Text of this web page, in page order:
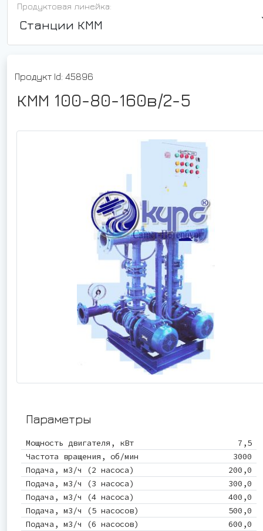
Продуктовая линейка:
Станции КММ
Продукт Id: 45896
КММ 100-80-160в/2-5
Параметры
Мощность двигателя, кВт
7,5
Частота вращения, об/мин
3000
Подача, м3/ч (2 насоса)
200,0
Подача, м3/ч (3 насоса)
300,0
Подача, м3/ч (4 насоса)
400,0
Подача, м3/ч (5 насосов)
500,0
Подача, м3/ч (6 насосов)
600,0